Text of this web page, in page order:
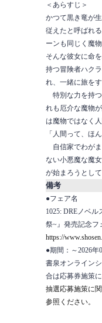
＜あらすじ＞
かつて黒き竜が
従えたと呼ばれ
ーンも同じく魔
そんな彼女に命
持つ冒険者ハク
れ、一緒に旅を
特別な力を持
れも厄介な魔物
は魔物ではなく
「人間って、ほ
自信家でわが
ない小悪魔な魔
が始まろうとして
備考
●フェア名
1025: DREノベ
祭~』発売記念フ
https://
●期間：～2026年
書泉オンライン
合は応募券施策
抽選応募施策に
参照ください。